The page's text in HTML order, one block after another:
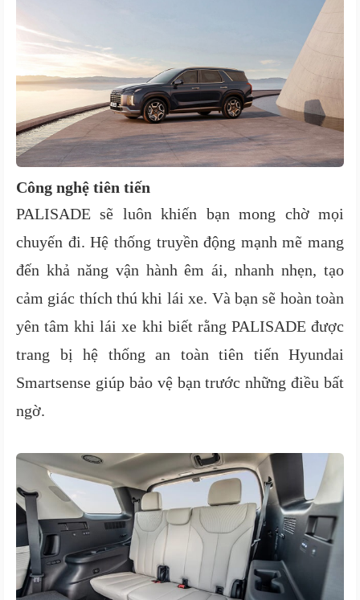
Công nghệ tiên tiến
PALISADE sẽ luôn khiến bạn mong chờ mọi
chuyến đi. Hệ thống truyền động mạnh mẽ mang
đến khả năng vận hành êm ái, nhanh nhẹn, tạo
cảm giác thích thú khi lái xe. Và bạn sẽ hoàn toàn
yên tâm khi lái xe khi biết rằng PALISADE được
trang bị hệ thống an toàn tiên tiến Hyundai
Smartsense giúp bảo vệ bạn trước những điều bất
ngờ.